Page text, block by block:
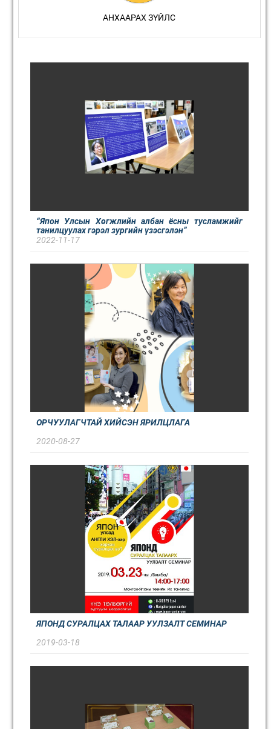
АНХААРАХ ЗҮЙЛС
“Япон Улсын Хөгжлийн албан ёсны тусламжийг
танилцуулах гэрэл зургийн үзэсгэлэн”
2022-11-17
ОРЧУУЛАГЧТАЙ ХИЙСЭН ЯРИЛЦЛАГА
2020-08-27
ЯПОНД СУРАЛЦАХ ТАЛААР УУЛЗАЛТ СЕМИНАР
2019-03-18